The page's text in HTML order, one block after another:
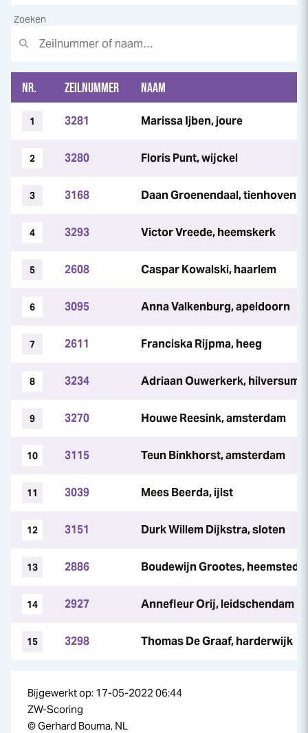
Zoeken
NR. ZEILNUMMER NAAM
1 3281 Marissa Ijben, joure
2 3280 Floris Punt, wijckel
3 3168 Daan Groenendaal, tienhoven
4 3293 Victor Vreede, heemskerk
5 2608 Caspar Kowalski, haarlem
6 3095 Anna Valkenburg, apeldoorn
7 2611 Franciska Rijpma, heeg
8 3234 Adriaan Ouwerkerk, hilversum
9 3270 Houwe Reesink, amsterdam
10 3115 Teun Binkhorst, amsterdam
11 3039 Mees Beerda, ijlst
12 3151 Durk Willem Dijkstra, sloten
13 2886 Boudewijn Grootes, heemstede
14 2927 Annefleur Orij, leidschendam
15 3298 Thomas De Graaf, harderwijk
Bijgewerkt op: 17-05-2022 06:44
ZW-Scoring
© Gerhard Bouma, NL